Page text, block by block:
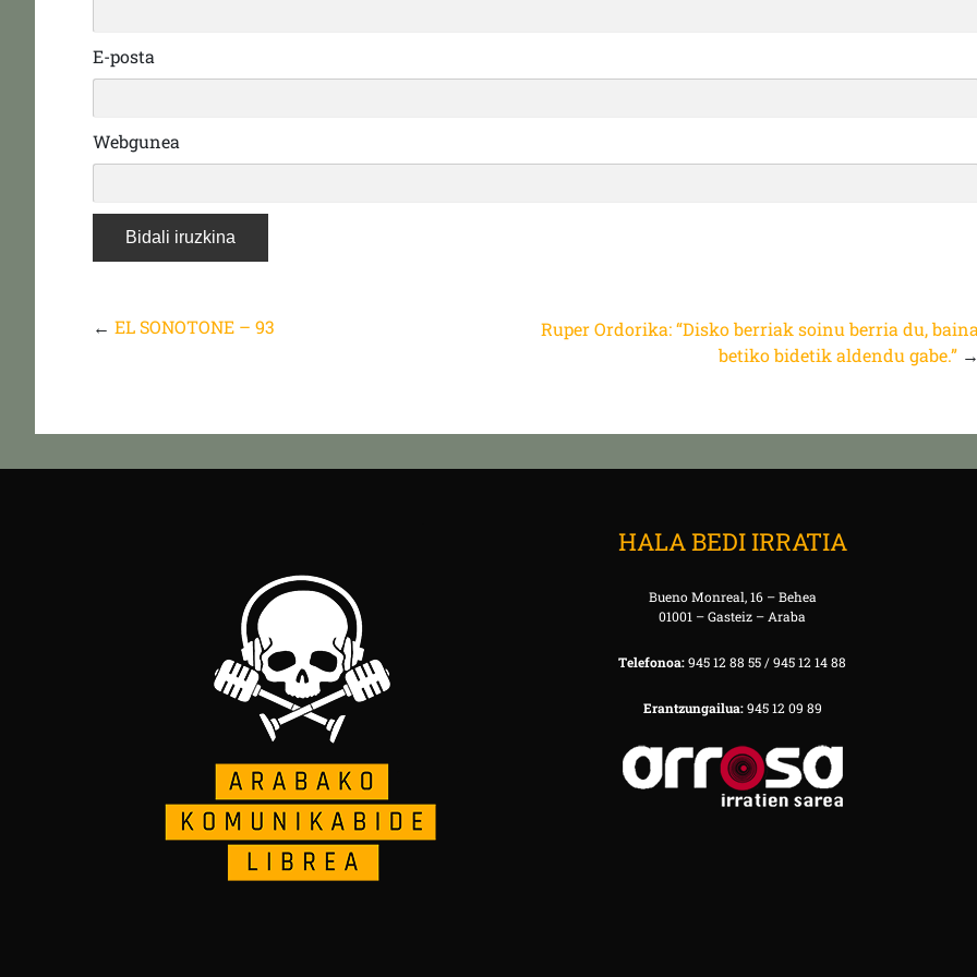
E-posta
Webgunea
←EL SONOTONE – 93
Ruper Ordorika: “Disko berriak soinu berria du,
betiko bidetik aldendu gabe.”
HALA BEDI IRRATIA
Bueno Monreal, 16 – Behea
01001 – Gasteiz – Araba
Telefonoa:945 12 88 55 / 945 12 14 88
Erantzungailua:945 12 09 89